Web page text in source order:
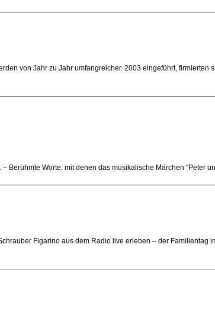
von Jahr zu Jahr umfangreicher. 2003 eingeführt,
Berühmte Worte, mit denen das musikalische Märchen "Peter
Figarino aus dem Radio live erleben – der